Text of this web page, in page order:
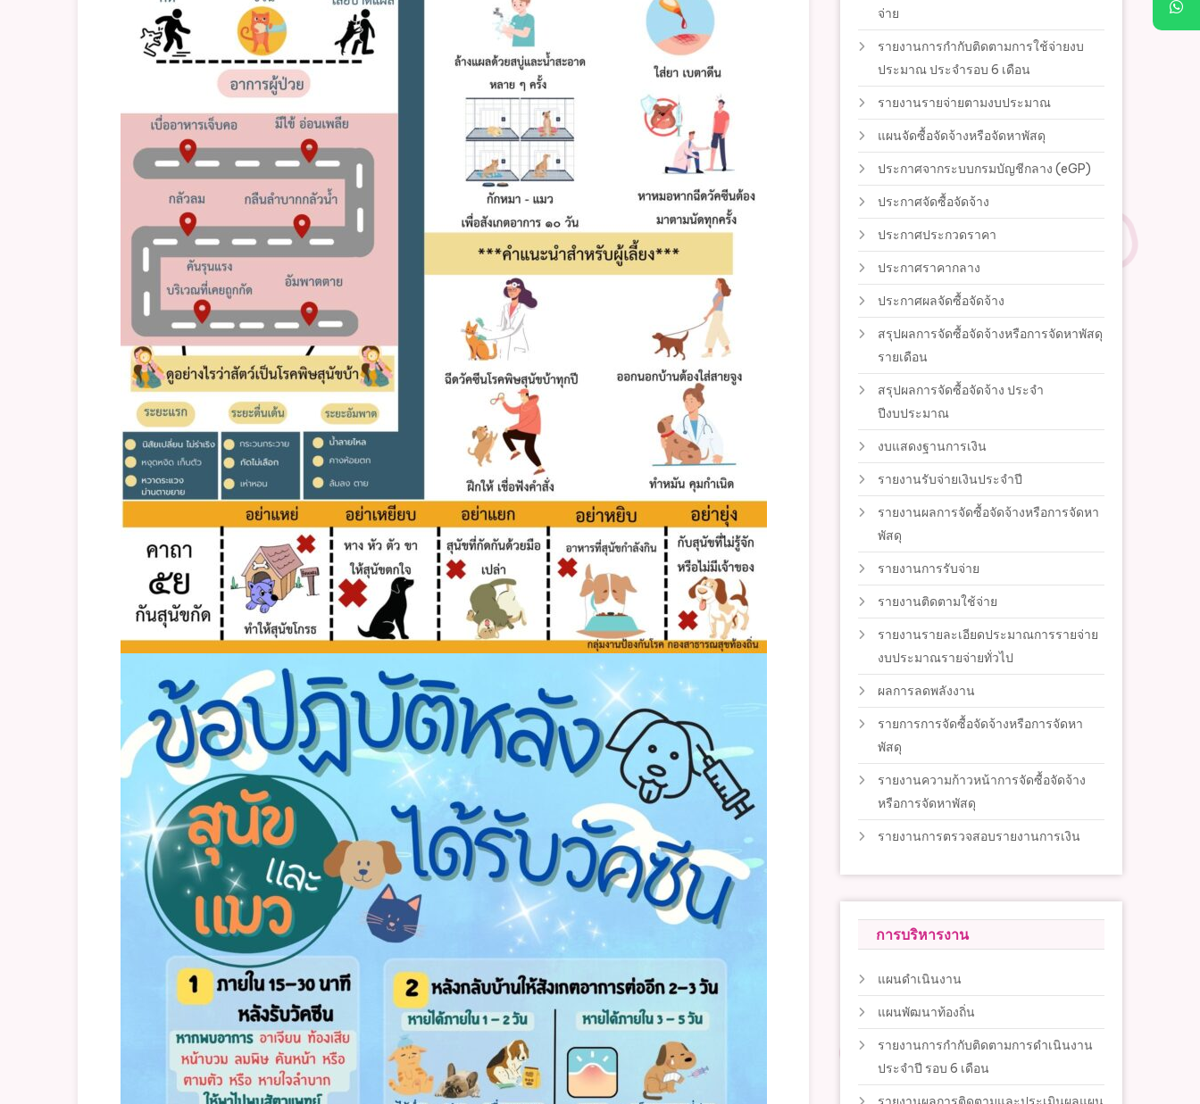
จ่าย
รายงานการกำกับติดตามการใช้จ่ายงบ
ประมาณ ประจำรอบ 6 เดือน
รายงานรายจ่ายตามงบประมาณ
แผนจัดซื้อจัดจ้างหรือจัดหาพัสดุ
ประกาศจากระบบกรมบัญชีกลาง (eGP)
ประกาศจัดซื้อจัดจ้าง
ประกาศประกวดราคา
ประกาศราคากลาง
ประกาศผลจัดซื้อจัดจ้าง
สรุปผลการจัดซื้อจัดจ้างหรือการจัดหาพัสดุ
รายเดือน
สรุปผลการจัดซื้อจัดจ้าง ประจำ
ปีงบประมาณ
งบแสดงฐานการเงิน
รายงานรับจ่ายเงินประจำปี
รายงานผลการจัดซื้อจัดจ้างหรือการจัดหา
พัสดุ
รายงานการรับจ่าย
รายงานติดตามใช้จ่าย
รายงานรายละเอียดประมาณการรายจ่าย
งบประมาณรายจ่ายทั่วไป
ผลการลดพลังงาน
รายการการจัดซื้อจัดจ้างหรือการจัดหา
พัสดุ
รายงานความก้าวหน้าการจัดซื้อจัดจ้าง
หรือการจัดหาพัสดุ
รายงานการตรวจสอบรายงานการเงิน
การบริหารงาน
แผนดำเนินงาน
แผนพัฒนาท้องถิ่น
รายงานการกำกับติดตามการดำเนินงาน
ประจำปี รอบ 6 เดือน